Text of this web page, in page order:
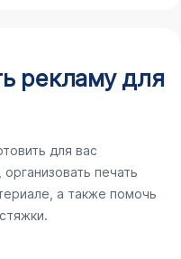
рекламу для
для вас
печать
а также помочь